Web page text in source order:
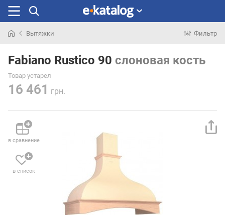
раньше
Вытяжки Фильтр
Fabiano Rustico 90 слоновая кость
Товар устарел
16 461 грн.
в сравнение
в список